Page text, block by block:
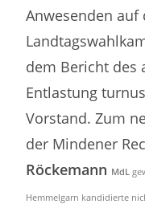
Anwesenden
dem Bericht des
Entlastung
Vorstand. Zum
der Mindener
Röckemann MdL
Hemmelgarn kandidierte